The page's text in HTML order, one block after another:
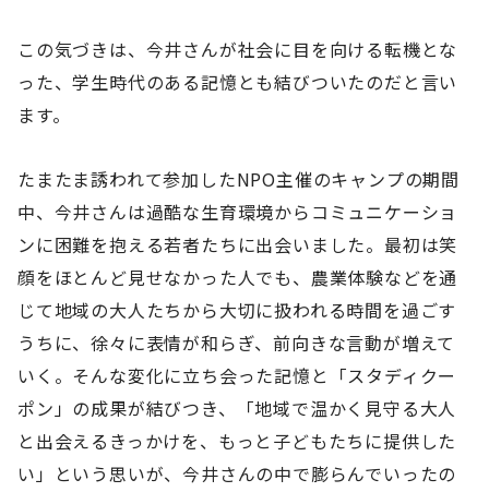
この気づきは、今井さんが社会に目を向ける転機とな
った、学生時代のある記憶とも結びついたのだと言い
ます。
たまたま誘われて参加したNPO主催のキャンプの期間
中、今井さんは過酷な生育環境からコミュニケーショ
ンに困難を抱える若者たちに出会いました。最初は笑
顔をほとんど見せなかった人でも、農業体験などを通
じて地域の大人たちから大切に扱われる時間を過ごす
うちに、徐々に表情が和らぎ、前向きな言動が増えて
いく。そんな変化に立ち会った記憶と「スタディクー
ポン」の成果が結びつき、「地域で温かく見守る大人
と出会えるきっかけを、もっと子どもたちに提供した
い」という思いが、今井さんの中で膨らんでいったの